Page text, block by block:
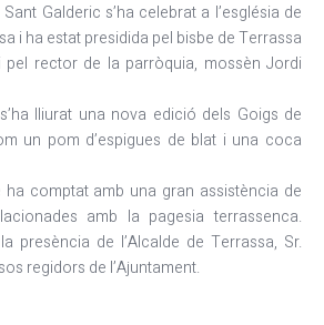
Galderic s’ha celebrat a l’església de
i ha estat presidida pel bisbe de Terrassa
pel rector de la parròquia, mossèn Jordi
lliurat una nova edició dels Goigs de
un pom d’espigues de blat i una coca
ha comptat amb una gran assistència de
amb la pagesia terrassenca.
presència de l’Alcalde de Terrassa, Sr.
regidors de l’Ajuntament.